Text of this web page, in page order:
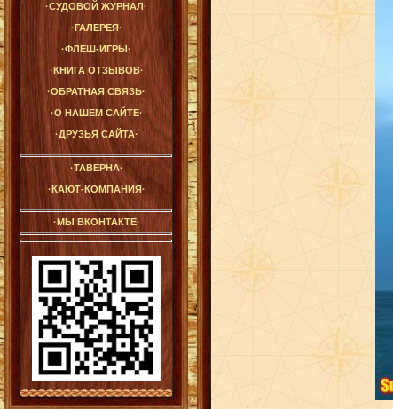
·СУДОВОЙ ЖУРНАЛ·
·ГАЛЕРЕЯ·
·ФЛЕШ-ИГРЫ·
·КНИГА ОТЗЫВОВ·
·ОБРАТНАЯ СВЯЗЬ·
·О НАШЕМ САЙТЕ·
·ДРУЗЬЯ САЙТА·
·ТАВЕРНА·
·КАЮТ-КОМПАНИЯ·
·МЫ ВКОНТАКТЕ·